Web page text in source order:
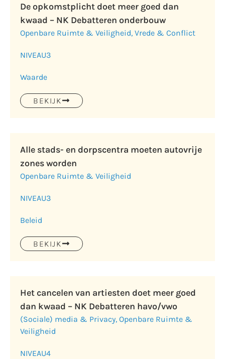
De opkomstplicht doet meer goed dan
kwaad – NK Debatteren onderbouw
Openbare Ruimte & Veiligheid, Vrede & Conflict
NIVEAU3
Waarde
BEKIJK
Alle stads- en dorpscentra moeten autovrije
zones worden
Openbare Ruimte & Veiligheid
NIVEAU3
Beleid
BEKIJK
Het cancelen van artiesten doet meer goed
dan kwaad – NK Debatteren havo/vwo
(Sociale) media & Privacy, Openbare Ruimte &
Veiligheid
NIVEAU4